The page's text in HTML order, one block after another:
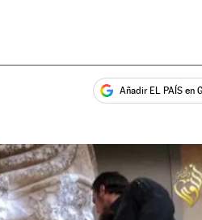
Añadir EL PAÍS en